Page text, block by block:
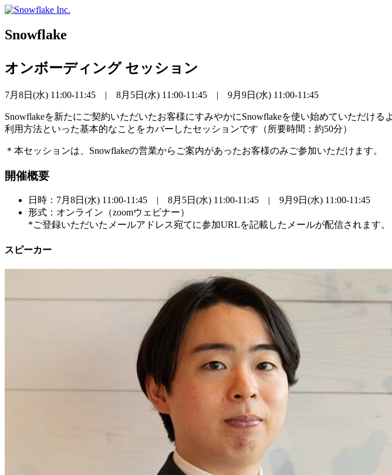
Skip
content
Snowflake
オンボーディング セッション
7月8日(水) 11:00-11:45 | 8月5日(水) 11:00-11:45 | 9月9日(水) 11:00-11:45
Snowflakeを新たにご契約いただいたお客様にすみやかにSnowflakeを使い始めていただけ
利用方法といった基本的なことをカバーしたセッションです（所要時間：約50分）
＊本セッションは、Snowflakeの営業からご案内があったお客様のみご参加いただけます。
開催概要
日時：7月8日(水) 11:00-11:45 | 8月5日(水) 11:00-11:45 | 9月9日(水) 11:00-11:45
形式：オンライン（zoomウェビナー）
*ご登録いただいたメールアドレス宛てに参加URLを記載したメールが配信されます。
スピーカー